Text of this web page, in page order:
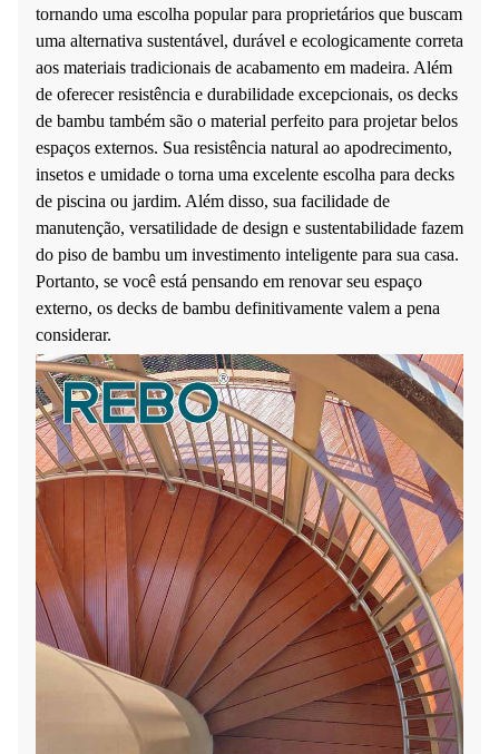
tornando uma escolha popular para proprietários que buscam
uma alternativa sustentável, durável e ecologicamente correta
aos materiais tradicionais de acabamento em madeira. Além
de oferecer resistência e durabilidade excepcionais, os decks
de bambu também são o material perfeito para projetar belos
espaços externos. Sua resistência natural ao apodrecimento,
insetos e umidade o torna uma excelente escolha para decks
de piscina ou jardim. Além disso, sua facilidade de
manutenção, versatilidade de design e sustentabilidade fazem
do piso de bambu um investimento inteligente para sua casa.
Portanto, se você está pensando em renovar seu espaço
externo, os decks de bambu definitivamente valem a pena
considerar.